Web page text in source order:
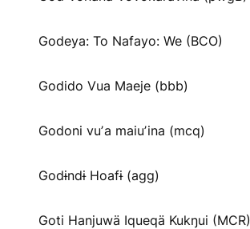
Godeya: To Nafayo: We (BCO)
Godido Vua Maeje (bbb)
Godoni vuʼa maiuʼina (mcq)
Godɨndɨ Hoafɨ (agg)
Goti Hanjuwä Iqueqä Kukŋui (MCR)